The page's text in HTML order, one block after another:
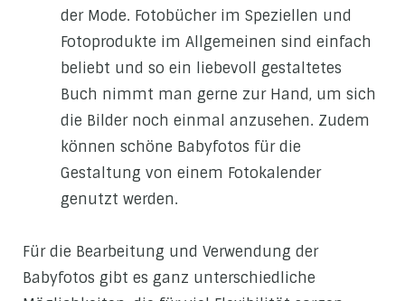
der Mode. Fotobücher im Speziellen und
Fotoprodukte im Allgemeinen sind einfach
beliebt und so ein liebevoll gestaltetes
Buch nimmt man gerne zur Hand, um sich
die Bilder noch einmal anzusehen. Zudem
können schöne Babyfotos für die
Gestaltung von einem Fotokalender
genutzt werden.
Für die Bearbeitung und Verwendung der
Babyfotos gibt es ganz unterschiedliche